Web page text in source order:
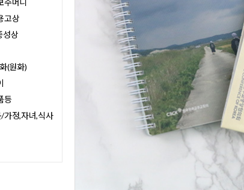
주머니
고상
성상
(원화)
등
가정,자녀,식사